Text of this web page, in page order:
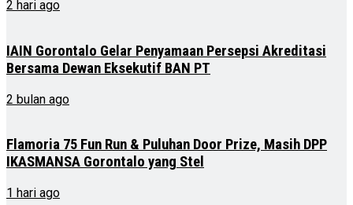
2 hari ago
IAIN Gorontalo Gelar Penyamaan Persepsi Akreditasi
Bersama Dewan Eksekutif BAN PT
2 bulan ago
Flamoria 75 Fun Run & Puluhan Door Prize, Masih DPP
IKASMANSA Gorontalo yang Stel
1 hari ago